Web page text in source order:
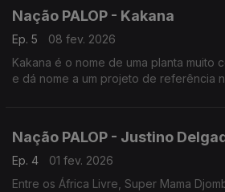
Nação PALOP - Kakana
Ep. 5
08 fev. 2026
Kakana é o nome de uma planta muito
e dá nome a um projeto de referência
Nação PALOP - Justino
Ep. 4
01 fev. 2026
Entre os África Livre, Super Mama